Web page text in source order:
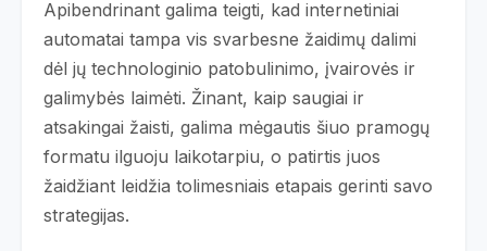
Apibendrinant galima teigti, kad internetiniai
automatai tampa vis svarbesne žaidimų dalimi
dėl jų technologinio patobulinimo, įvairovės ir
galimybės laimėti. Žinant, kaip saugiai ir
atsakingai žaisti, galima mėgautis šiuo pramogų
formatu ilguoju laikotarpiu, o patirtis juos
žaidžiant leidžia tolimesniais etapais gerinti savo
strategijas.